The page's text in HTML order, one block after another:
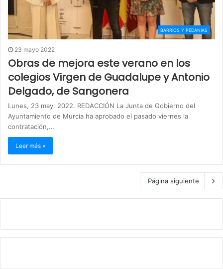
BARRIOS Y PEDANIAS
23 mayo 2022
Obras de mejora este verano en los
colegios Virgen de Guadalupe y Antonio
Delgado, de Sangonera
Lunes, 23 may. 2022. REDACCIÓN La Junta de Gobierno del
Ayuntamiento de Murcia ha aprobado el pasado viernes la
contratación,…
Leer más »
Página siguiente